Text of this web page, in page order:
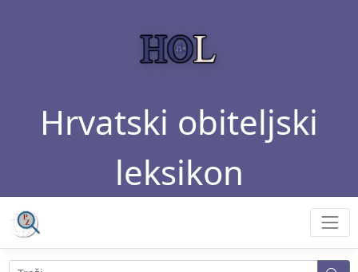
Hrvatski obiteljski
leksikon